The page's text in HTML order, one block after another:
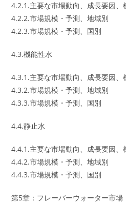
4.2.1.主要な市場動向、成長要因、
4.2.2.市場規模・予測、地域別
4.2.3.市場規模・予測、国別
4.3.機能性水
4.3.1.主要な市場動向、成長要因、
4.3.2.市場規模・予測、地域別
4.3.3.市場規模・予測、国別
4.4.静止水
4.4.1.主要な市場動向、成長要因、
4.4.2.市場規模・予測、地域別
4.4.3.市場規模・予測、国別
第5章：フレーバーウォーター市場